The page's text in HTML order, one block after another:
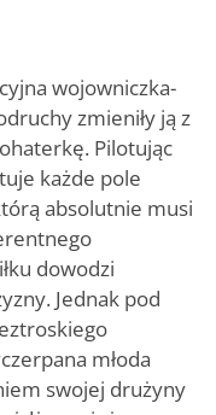
wojowniczka-
zmieniły ją z
Pilotując
każde pole
absolutnie musi
dowodzi
Jednak pod
młoda
swojej drużyny